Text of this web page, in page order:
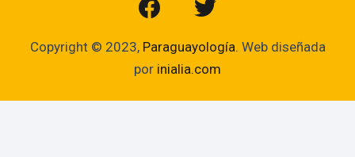
Copyright © 2023, Paraguayología. Web diseñada
por inialia.com